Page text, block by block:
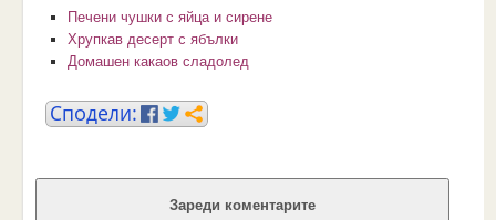
Печени чушки с яйца и сирене
Хрупкав десерт с ябълки
Домашен какаов сладолед
Зареди коментарите